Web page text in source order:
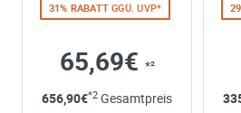
Ihre Anschrift
Firma:
31% RABATT GGÜ. UVP*
65,69€ *²
656,90€*2 Gesamtpreis